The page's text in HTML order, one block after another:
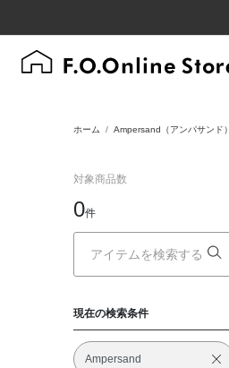
ホーム Ampersand（アンパサンド）
対象商品数
0件
現在の検索条件
Ampersand